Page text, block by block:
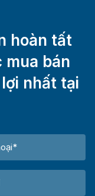
hoàn tất
bán
nhất tại